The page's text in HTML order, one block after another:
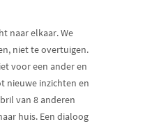
naar elkaar. We
niet te overtuigen.
voor een ander en
nieuwe inzichten en
van 8 anderen
huis. Een dialoog